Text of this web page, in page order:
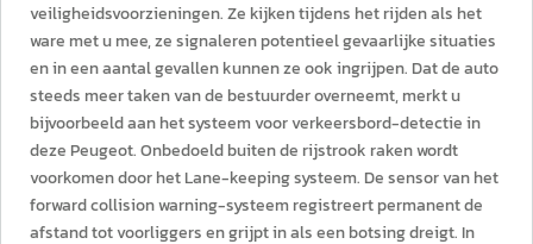
veiligheidsvoorzieningen. Ze kijken tijdens het rijden als het
ware met u mee, ze signaleren potentieel gevaarlijke situaties
en in een aantal gevallen kunnen ze ook ingrijpen. Dat de auto
steeds meer taken van de bestuurder overneemt, merkt u
bijvoorbeeld aan het systeem voor verkeersbord-detectie in
deze Peugeot. Onbedoeld buiten de rijstrook raken wordt
voorkomen door het Lane-keeping systeem. De sensor van het
forward collision warning-systeem registreert permanent de
afstand tot voorliggers en grijpt in als een botsing dreigt. In